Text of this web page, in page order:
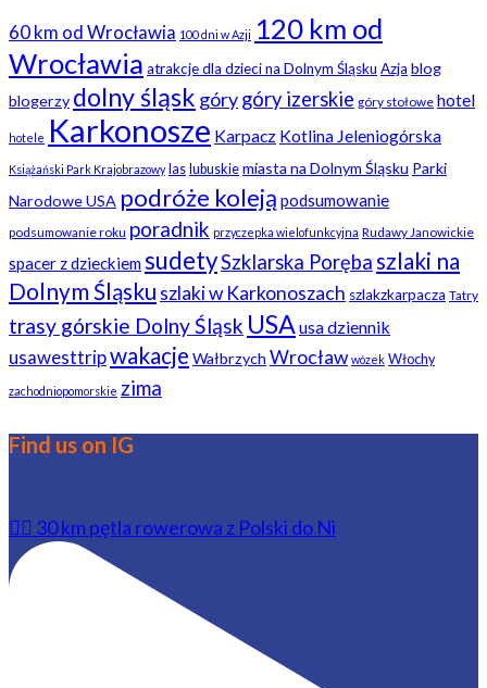
60 km od Wrocławia 100 dni w Azji 120 km od
Wrocławia atrakcje dla dzieci na Dolnym Śląsku Azja blog
blogerzy dolny śląsk górygóry izerskie góry stołowe hotel
hotele Karkonosze Karpacz Kotlina Jeleniogórska
Książański Park Krajobrazowy las lubuskie miasta na Dolnym Śląsku Parki
Narodowe USA podróże koleją podsumowanie
podsumowanie roku poradnik przyczepka wielofunkcyjna Rudawy Janowickie
spacer z dzieckiemsudetySzklarska Poręba szlaki na
Dolnym Śląsku szlaki w Karkonoszach szlakzkarpacza Tatry
trasy górskie Dolny Śląsk USA usa dziennik
usawesttripwakacje Wałbrzych Wrocław wózek Włochy
zachodniopomorskie zima
Find us on IG
🚴‍♂️ 30 km pętla rowerowa z Polski do Ni